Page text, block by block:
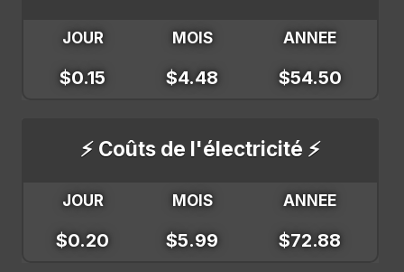
JOUR MOIS ANNEE
$0.15 $4.48 $54.50
⚡ Coûts de l'électricité ⚡
JOUR MOIS ANNEE
$0.20 $5.99 $72.88